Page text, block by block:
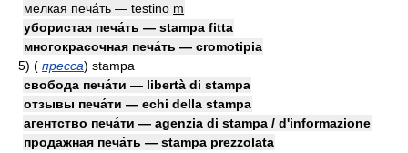
мелкая печа́ть — testino m
убористая печа́ть — stampa fitta
многокрасочная печа́ть — cromotipia
5) ( пресса) stampa
свобода печа́ти — libertà di stampa
отзывы печа́ти — echi della stampa
агентство печа́ти — agenzia di stampa / d'informazione
продажная печа́ть — stampa prezzolata